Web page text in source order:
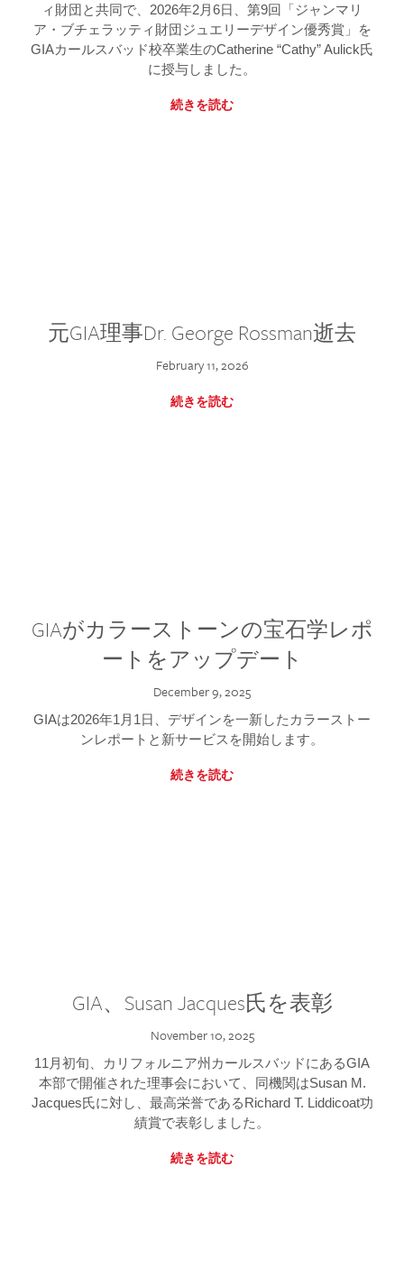
ィ財団と共同で、2026年2月6日、第9回「ジャンマリ
ア・ブチェラッティ財団ジュエリーデザイン優秀賞」を
GIAカールスバッド校卒業生のCatherine “Cathy” Aulick氏
に授与しました。
続きを読む
元GIA理事Dr. George Rossman逝去
February 11, 2026
続きを読む
GIAがカラーストーンの宝石学レポ
ートをアップデート
December 9, 2025
GIAは2026年1月1日、デザインを一新したカラーストー
ンレポートと新サービスを開始します。
続きを読む
GIA、Susan Jacques氏を表彰
November 10, 2025
11月初旬、カリフォルニア州カールスバッドにあるGIA
本部で開催された理事会において、同機関はSusan M.
Jacques氏に対し、最高栄誉であるRichard T. Liddicoat功
績賞で表彰しました。
続きを読む